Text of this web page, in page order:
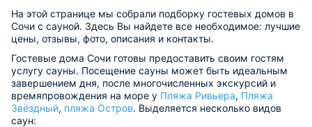
На этой странице мы собрали подборку гостевых домов в
Сочи с сауной. Здесь Вы найдете все необходимое: лучшие
цены, отзывы, фото, описания и контакты.
Гостевые дома Сочи готовы предоставить своим гостям
услугу сауны. Посещение сауны может быть идеальным
завершением дня, после многочисленных экскурсий и
времяпровождения на море у Пляжа Ривьера, Пляжа
Звёздный, пляжа Остров. Выделяется несколько видов
саун: